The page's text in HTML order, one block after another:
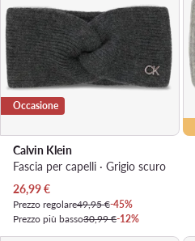
Occasione
Calvin Klein
Fascia per capelli · Grigio scuro
Prezzo attuale
26,99€
Prezzo regolare49,95 €-45%
Prezzo più basso30,99 €-12%